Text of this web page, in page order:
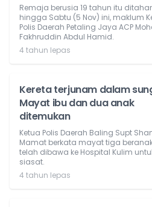
Remaja berusia 19 tahun itu
hingga Sabtu (5 Nov) ini, maklum
Polis Daerah Petaling Jaya ACP
Fakhruddin Abdul Hamid.
4 tahun lepas
Kereta terjunam dalam
Mayat ibu dan dua anak
ditemukan
Ketua Polis Daerah Baling Supt
Mamat berkata mayat tiga
telah dibawa ke Hospital Kulim
siasat.
4 tahun lepas